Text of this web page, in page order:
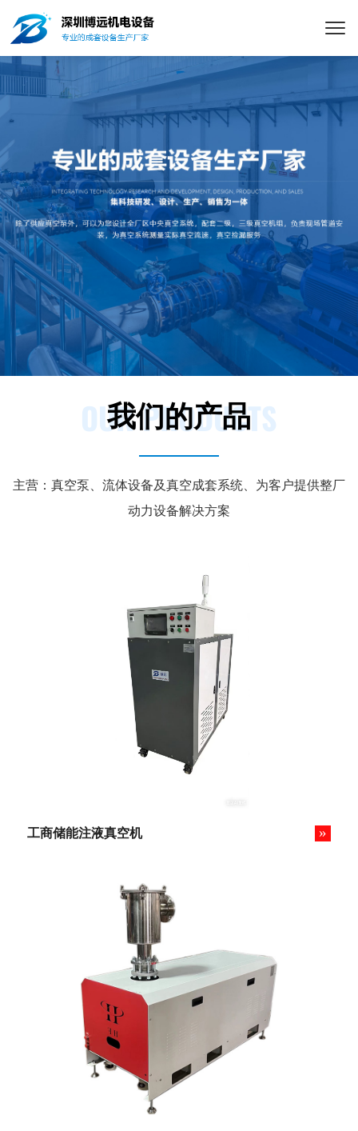
我们的产品
OUR PRODUCTS
主营：真空泵、流体设备及真空成套系统、为客户提供整厂
动力设备解决方案
工商储能注液真空机 »